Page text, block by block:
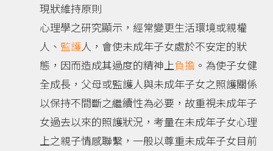
現狀維持原則
心理學之研究顯示，經常變更生活環境或親權
人、 監護人，會使未成年子女處於不安定的狀
態，因而造成其過度的精神上負擔 。為使子女健
全成長，父母或監護人與未成年子女之照護關係
以保持不間斷之繼續性為必要，故重視未成年子
女過去以來的照護狀況，考量在未成年子女心理
上之親子情感聯繫，一般以尊重未成年子女目前